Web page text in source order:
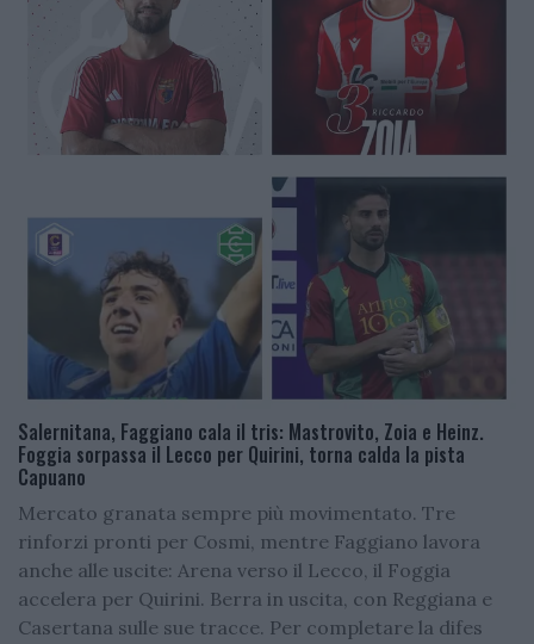
Salernitana, Faggiano cala il tris: Mastrovito, Zoia e Heinz.
Foggia sorpassa il Lecco per Quirini, torna calda la pista
Capuano
Mercato granata sempre più movimentato. Tre
rinforzi pronti per Cosmi, mentre Faggiano lavora
anche alle uscite: Arena verso il Lecco, il Foggia
accelera per Quirini. Berra in uscita, con Reggiana e
Casertana sulle sue tracce. Per completare la difes